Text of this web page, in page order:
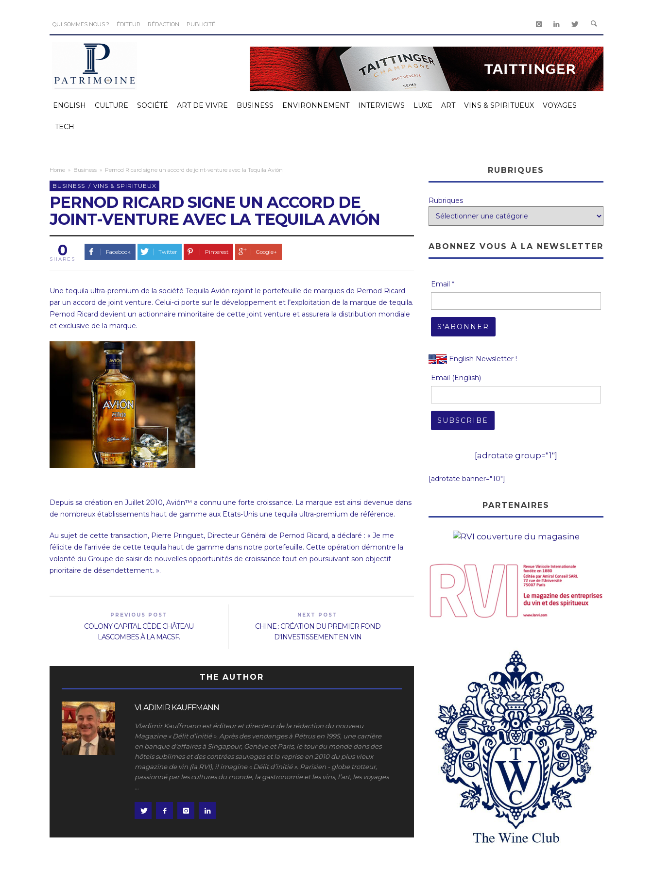
QUI SOMMES NOUS ? ÉDITEUR RÉDACTION PUBLICITÉ
ENGLISH CULTURE SOCIÉTÉ ART DE VIVRE BUSINESS ENVIRONNEMENT INTERVIEWS LUXE ART VINS & SPIRITUEUX VOYAGES
TECH
Home » Business » Pernod Ricard signe un accord de joint-venture avec la Tequila Avión
BUSINESS / VINS & SPIRITUEUX
PERNOD RICARD SIGNE UN ACCORD DE
JOINT-VENTURE AVEC LA TEQUILA AVIÓN
0
SHARES
Facebook Twitter Pinterest Google+
Une tequila ultra-premium de la société Tequila Avión rejoint le portefeuille de marques de Pernod Ricard
par un accord de joint venture. Celui-ci porte sur le développement et l’exploitation de la marque de tequila.
Pernod Ricard devient un actionnaire minoritaire de cette joint venture et assurera la distribution mondiale
et exclusive de la marque.
Depuis sa création en Juillet 2010, Avión™ a connu une forte croissance. La marque est ainsi devenue dans
de nombreux établissements haut de gamme aux Etats-Unis une tequila ultra-premium de référence.
Au sujet de cette transaction, Pierre Pringuet, Directeur Général de Pernod Ricard, a déclaré : « Je me
félicite de l’arrivée de cette tequila haut de gamme dans notre portefeuille. Cette opération démontre la
volonté du Groupe de saisir de nouvelles opportunités de croissance tout en poursuivant son objectif
prioritaire de désendettement. ».
PREVIOUS POST
COLONY CAPITAL CÈDE CHÂTEAU
LASCOMBES À LA MACSF.
NEXT POST
CHINE : CRÉATION DU PREMIER FOND
D'INVESTISSEMENT EN VIN
THE AUTHOR
VLADIMIR KAUFFMANN
Vladimir Kauffmann est éditeur et directeur de la rédaction du nouveau
Magazine « Délit d’initié ». Après des vendanges à Pétrus en 1995, une carrière
en banque d’affaires à Singapour, Genève et Paris, le tour du monde dans des
hôtels sublimes et des contrées sauvages et la reprise en 2010 du plus vieux
magazine de vin (la RVI), il imagine « Délit d’initié ». Parisien - globe trotteur,
passionné par les cultures du monde, la gastronomie et les vins, l’art, les voyages
…
RUBRIQUES
Rubriques
ABONNEZ VOUS À LA NEWSLETTER
Email *
English Newsletter !
Email (English)
[adrotate group="1"]
[adrotate banner="10"]
PARTENAIRES